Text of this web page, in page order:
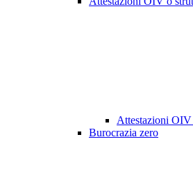
Attestazioni OIV
Burocrazia zero